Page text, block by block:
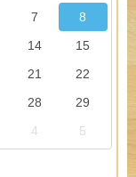
7
8
14
15
21
22
28
29
4 5